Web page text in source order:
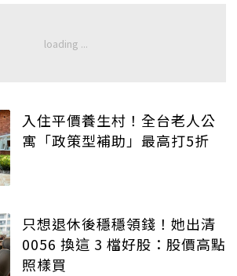
入住平價養生村！全台老人公
寓「政策型補助」最高打5折
只想退休後穩穩領錢！她出清
0056 換這 3 檔好股：股價高點
照樣買